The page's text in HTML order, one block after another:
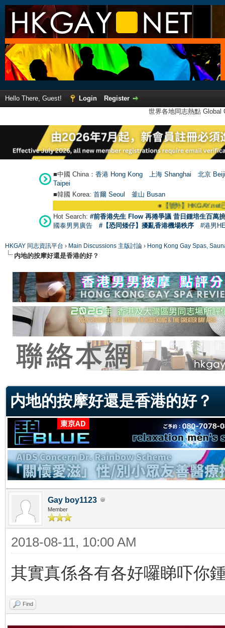
Hello There, Guest! Login
Register
世界各地同志熱點
■中國 China： 香港 Hong Kong 上海 Shanghai
北京
Taipei
■韓國 Korea: 首爾 Seoul 釜山 Busan
【號外】HKGAY.net已啟動
Hot Search: #前香港先生 Flow 再捲爭議 昔日鍾培生百萬
國泰男男廣告
#【恐同矮仔】擾亂香港機場秩序 #港男
HKGAY 同志資訊平台 › Main Discussions 主版討論 › Hong Kong Gay Spas,
内地的按摩好還是香港的好？
内地的按摩好還是香港的好？
Gay boy1123
Member
2018-08-11, 10:00 AM
其實真係各有各好囉睇吓你
Find